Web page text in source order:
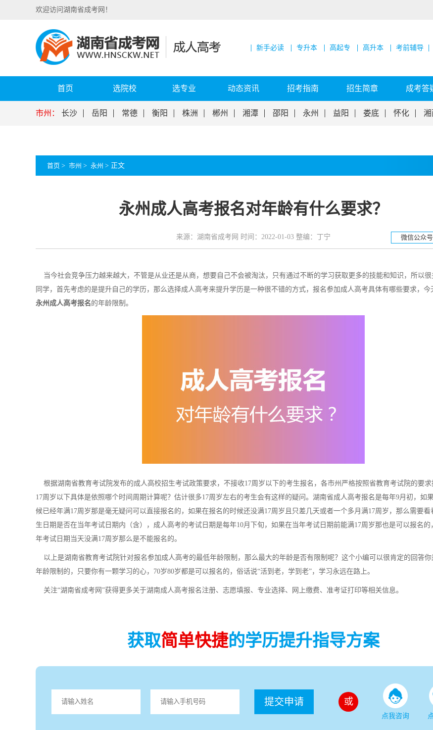
欢迎访问湖南省成考网！
新手必读 专升本 高起专 高升本 考前辅导
首页 选院校 选专业 动态资讯 招考指南 招生简章 成考答
市州： 长沙 岳阳 常德 衡阳 株洲 郴州 湘潭 邵阳 永州 益阳 娄底 怀化 湘
首页 > 市州 > 永州 > 正文
永州成人高考报名对年龄有什么要求？
来源：湖南省成考网 时间：2022-01-03 整编：丁宁 微信公众号
当今社会竞争压力越来越大，不管是从业还是从商，想要自己不会被淘汰，只有通过不断的学习获取更多的技能和知识，所以很
同学，首先考虑的是提升自己的学历，那么选择成人高考来提升学历是一种很不错的方式，报名参加成人高考具体有哪些要求，今
永州成人高考报名的年龄限制。
根据湖南省教育考试院发布的成人高校招生考试政策要求，不接收17周岁以下的考生报名，各市州严格按照省教育考试院的要求
17周岁以下具体是依照哪个时间周期计算呢？估计很多17周岁左右的考生会有这样的疑问。湖南省成人高考报名是每年9月初，如
候已经年满17周岁那是毫无疑问可以直接报名的，如果在报名的时候还没满17周岁且只差几天或者一个多月满17周岁，那么需要看
生日期是否在当年考试日期内（含），成人高考的考试日期是每年10月下旬，如果在当年考试日期前能满17周岁那也是可以报名的
年考试日期当天没满17周岁那么是不能报名的。
以上是湖南省教育考试院针对报名参加成人高考的最低年龄限制，那么最大的年龄是否有限制呢？这个小编可以很肯定的回答
年龄限制的，只要你有一颗学习的心，70岁80岁都是可以报名的，俗话说“活到老，学到老”，学习永远在路上。
关注“湖南省成考网”获得更多关于湖南成人高考报名注册、志愿填报、专业选择、网上缴费、准考证打印等相关信息。
获取简单快捷的学历提升指导方案
提交申请 或
点我咨询
湖南工业大学